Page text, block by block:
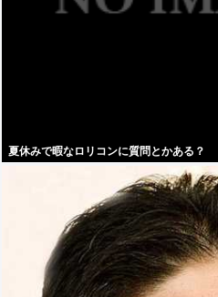
夏休みで暇なロリコンに質問とかある？